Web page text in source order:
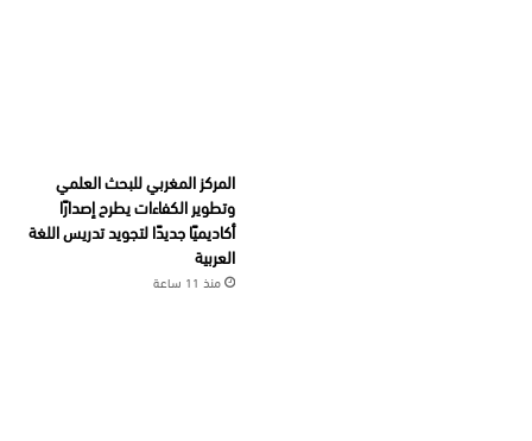
المركز المغربي للبحث العلمي
وتطوير الكفاءات يطرح إصدارًا
أكاديميًا جديدًا لتجويد تدريس اللغة
العربية
منذ 11 ساعة